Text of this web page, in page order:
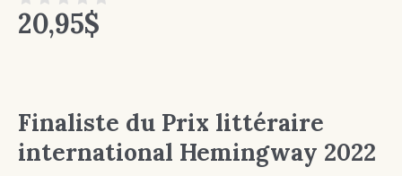
20,95$
Finaliste du Prix littéraire
international Hemingway 2022